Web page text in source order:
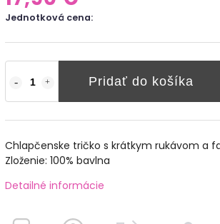
Jednotková cena:
Pridať do košíka
Chlapčenske tričko s krátkym rukávom a
Zloženie: 100% bavlna
Detailné informácie